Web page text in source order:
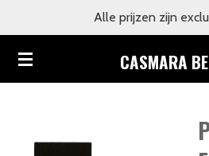
naar
de
CASMARA
Alle prijzen zijn